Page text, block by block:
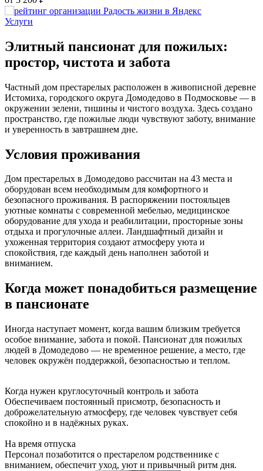
Услуги
Элитный пансионат для пожилых:
простор, чистота и забота
Частный дом престарелых расположен в живописной деревне
Истомиха, городского округа Домодедово в Подмосковье — в
окружении зелени, тишины и чистого воздуха. Здесь создано
пространство, где пожилые люди чувствуют заботу, внимание
и уверенность в завтрашнем дне.
Условия проживания
Дом престарелых в Домодедово рассчитан на 43 места и
оборудован всем необходимым для комфортного и
безопасного проживания. В распоряжении постояльцев
уютные комнаты с современной мебелью, медицинское
оборудование для ухода и реабилитации, просторные зоны
отдыха и прогулочные аллеи. Ландшафтный дизайн и
ухоженная территория создают атмосферу уюта и
спокойствия, где каждый день наполнен заботой и
вниманием.
Когда может понадобиться размещение
в пансионате
Иногда наступает момент, когда вашим близким требуется
особое внимание, забота и покой. Пансионат для пожилых
людей в Домодедово — не временное решение, а место, где
человек окружён поддержкой, безопасностью и теплом.
Когда нужен круглосуточный контроль и забота
Обеспечиваем постоянный присмотр, безопасность и
доброжелательную атмосферу, где человек чувствует себя
спокойно и в надёжных руках.
На время отпуска
Персонал позаботится о престарелом родственнике с
вниманием, обеспечит уход, уют и привычный ритм дня.